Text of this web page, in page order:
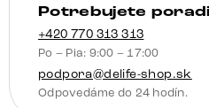
kov
čierna
rozkladací
Potrebujete
+420 770 313 313
Po – Pia: 9:00 – 17:00
podpora@delife-shop.sk
Odpovedáme do 24 hodín.